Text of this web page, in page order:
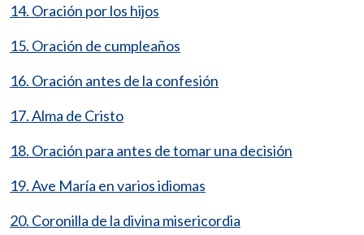
14. Oración por los hijos
15. Oración de cumpleaños
16. Oración antes de la confesión
17. Alma de Cristo
18. Oración para antes de tomar una decisión
19. Ave María en varios idiomas
20. Coronilla de la divina misericordia